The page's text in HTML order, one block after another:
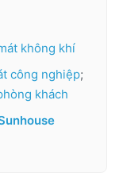
không khí
công nghiệp;
khách